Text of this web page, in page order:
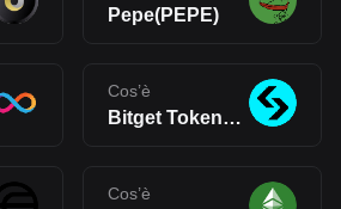
Pepe(PEPE)
Cos’è
Bitget Token(BGB)
Cos’è